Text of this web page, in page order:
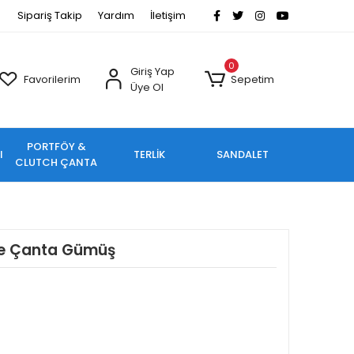
Sipariş Takip Yardım İletişim
Favorilerim
Giriş Yap
Üye Ol
0
Sepetim
PORTFÖY &
CLUTCH ÇANTA
TERLİK SANDALET
Çanta Gümüş